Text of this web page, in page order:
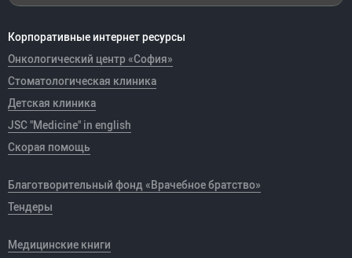
Корпоративные интернет ресурсы
Онкологический центр «София»
Стоматологическая клиника
Детская клиника
JSC "Medicine" in english
Скорая помощь
Благотворительный фонд «Врачебное братство»
Тендеры
Медицинские книги